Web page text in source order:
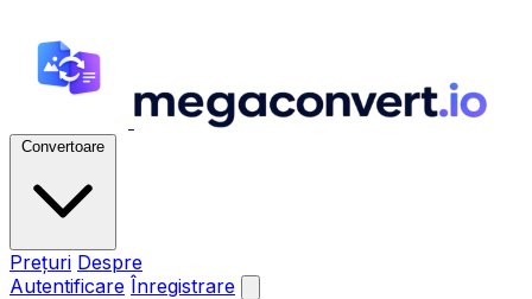
Convertoare
Prețuri Despre
Autentificare Înregistrare